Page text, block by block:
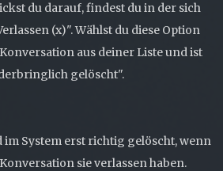
du darauf, findest du in der sich
(x)". Wählst du diese Option
aus deiner Liste und ist
gelöscht".
System erst richtig gelöscht, wenn
sie verlassen haben.